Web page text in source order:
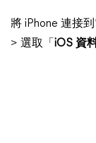
將 iPhone 連接
> 選取「 iOS 資